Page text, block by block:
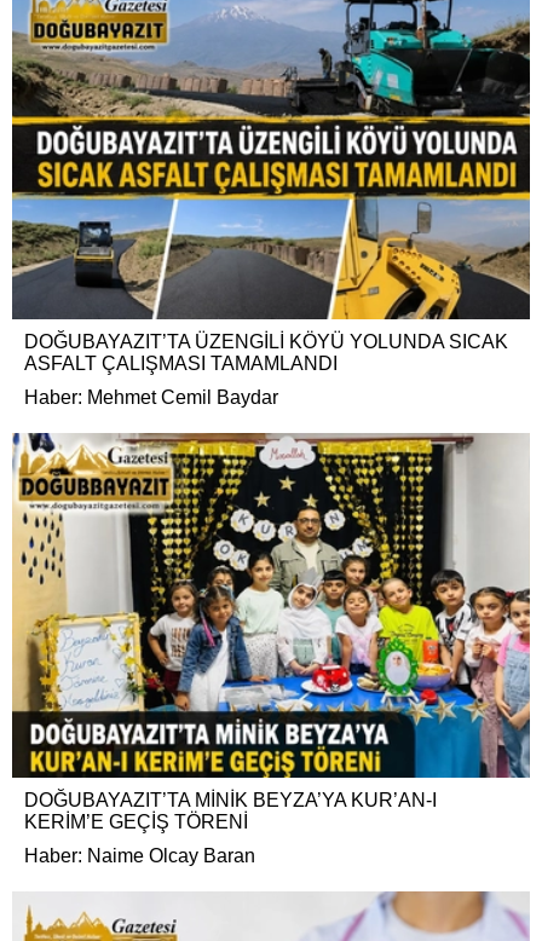
DOĞUBAYAZIT’TA ÜZENGİLİ KÖYÜ YOLUNDA SICAK
ASFALT ÇALIŞMASI TAMAMLANDI
Haber: Mehmet Cemil Baydar
DOĞUBAYAZIT’TA MİNİK BEYZA’YA KUR’AN-I
KERİM’E GEÇİŞ TÖRENİ
Haber: Naime Olcay Baran